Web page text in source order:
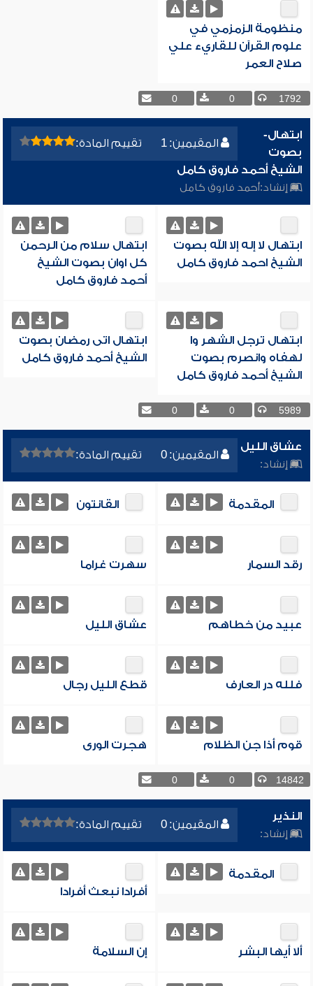
منظومة الزمزمي في
علوم القرآن للقاريء علي
صلاح العمر
1792
0
0
المقيمين: 1 تقييم المادة:
ابتهال-
بصوت
الشيخ أحمد فاروق كامل
إنشاد:أحمد فاروق كامل
ابتهال لا إله إلا الله بصوت
الشيخ احمد فاروق كامل
ابتهال سلام من الرحمن
كل اوان بصوت الشيخ
أحمد فاروق كامل
ابتهال ترجل الشهر وا
لهفاه وانصرم بصوت
الشيخ أحمد فاروق كامل
ابتهال اتى رمضان بصوت
الشيخ أحمد فاروق كامل
5989
0
0
المقيمين: 0 تقييم المادة:
عشاق الليل
إنشاد:
المقدمة القانتون
رقد السمار سهرت غراما
عبيد من خطاهم عشاق الليل
فلله در العارف قطع الليل رجال
قوم أذا جن الظلام هجرت الورى
14842
0
0
المقيمين: 0 تقييم المادة:
النذير
إنشاد:
المقدمة
أفرادا نبعث أفرادا
ألا أيها البشر إن السلامة